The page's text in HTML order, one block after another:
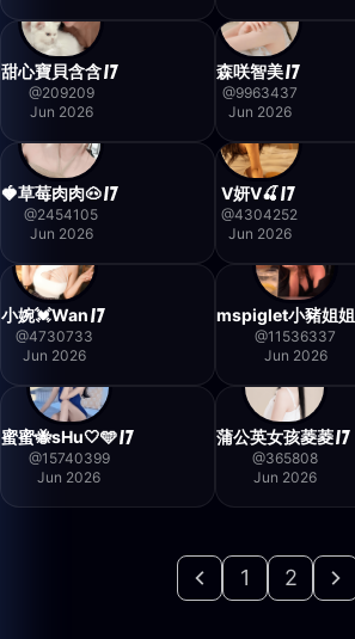
甜心寶貝含含
@209209
Jun 2026
森咲智美
@9963437
Jun 2026
🍓草莓肉肉🐽
@2454105
Jun 2026
V妍V🍒
@4304252
Jun 2026
小婉💓Wan
@4730733
Jun 2026
mspiglet小豬姐姐
@11536337
Jun 2026
蜜蜜🐝sHu🤍🩵
@15740399
Jun 2026
蒲公英女孩菱菱
@365808
Jun 2026
1 2